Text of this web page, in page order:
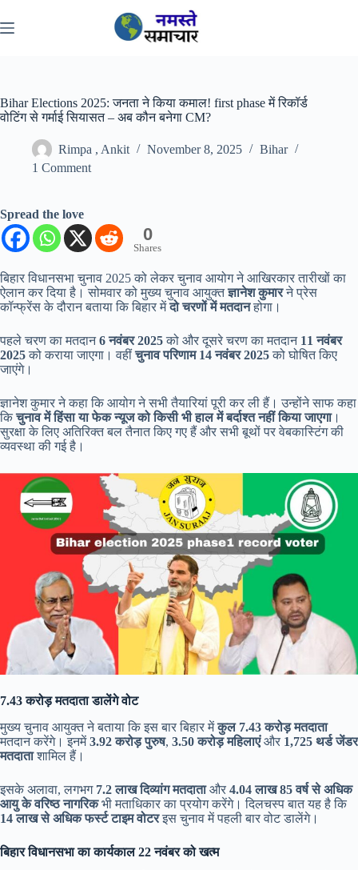
to
content
Bihar Elections 2025: जनता ने किया कमाल! first phase में रिकॉर्ड
वोटिंग से गर्माई सियासत – अब कौन बनेगा CM?
Rimpa , Ankit November 8, 2025
Bihar
1 Comment
Spread the love
0
Shares
बिहार विधानसभा चुनाव 2025 को लेकर चुनाव आयोग ने आखिरकार तारीखों का
ऐलान कर दिया है। सोमवार को मुख्य चुनाव आयुक्तज्ञानेश कुमारने प्रेस
कॉन्फ्रेंस के दौरान बताया कि बिहार मेंदो चरणों में मतदानहोगा।
पहले चरण का मतदान6 नवंबर 2025को और दूसरे चरण का मतदान 11 नवंबर
2025को कराया जाएगा। वहींचुनाव परिणाम 14 नवंबर 2025को घोषित किए
जाएंगे।
ज्ञानेश कुमार ने कहा कि आयोग ने सभी तैयारियां पूरी कर ली हैं। उन्होंने साफ कहा
किचुनाव में हिंसा या फेक न्यूज को किसी भी हाल में बर्दाश्त नहीं किया जाएगा।
सुरक्षा के लिए अतिरिक्त बल तैनात किए गए हैं और सभी बूथों पर वेबकास्टिंग की
व्यवस्था की गई है।
7.43 करोड़ मतदाता डालेंगे वोट
मुख्य चुनाव आयुक्त ने बताया कि इस बार बिहार मेंकुल 7.43 करोड़ मतदाता
मतदान करेंगे। इनमें3.92 करोड़ पुरुष, 3.50 करोड़ महिलाएंऔर 1,725 थर्ड जेंडर
मतदाताशामिल हैं।
इसके अलावा, लगभग 7.2 लाख दिव्यांग मतदाताऔर 4.04 लाख 85 वर्ष से अधिक
आयु के वरिष्ठ नागरिकभी मताधिकार का प्रयोग करेंगे। दिलचस्प बात यह है कि
14 लाख से अधिक फर्स्ट टाइम वोटरइस चुनाव में पहली बार वोट डालेंगे।
बिहार विधानसभा का कार्यकाल 22 नवंबर को खत्म